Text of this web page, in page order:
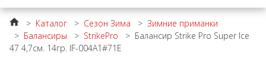
> Каталог > Сезон Зима > Зимние приманки
> Балансиры > StrikePro > Балансир Strike Pro Super Ice
47 4,7см. 14гр. IF-004A1#71E